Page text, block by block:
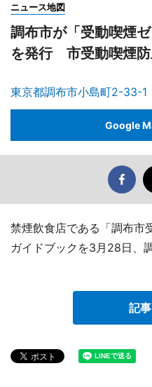
ニュース地図
調布市が「受動喫煙
を発行 市受動喫煙防
東京都調布市小島町2-33-1
Google
禁煙飲食店である「調布市
ガイドブックを3月28日、
記